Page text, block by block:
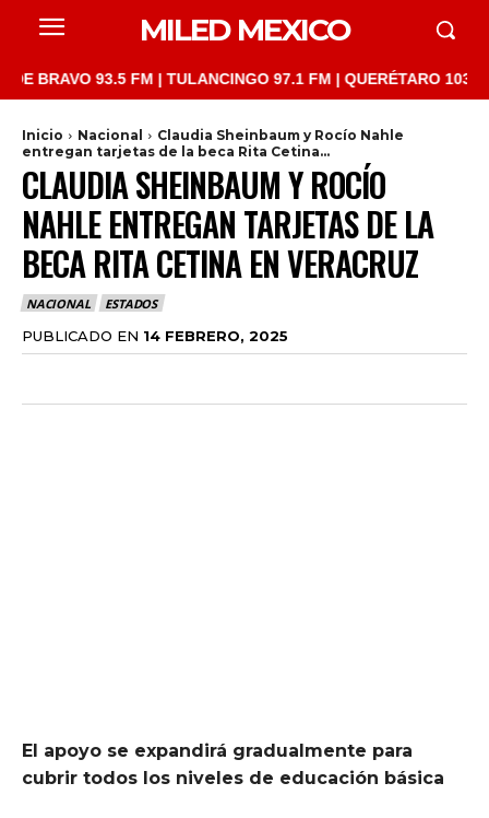
MILED MEXICO
93.5 FM | TULANCINGO 97.1 FM | QUERÉTARO 103.1 FM
Inicio Nacional
Claudia Sheinbaum y Rocío Nahle
entregan tarjetas de la beca Rita Cetina...
CLAUDIA SHEINBAUM Y ROCÍO
NAHLE ENTREGAN TARJETAS DE LA
BECA RITA CETINA EN VERACRUZ
NACIONAL ESTADOS
PUBLICADO EN 14 FEBRERO, 2025
El apoyo se expandirá gradualmente para
cubrir todos los niveles de educación básica